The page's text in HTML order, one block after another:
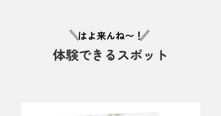
はよ来んね〜！
体験できるスポット